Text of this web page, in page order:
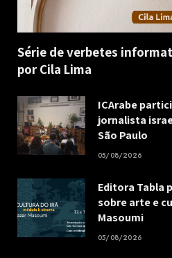
Série de verbetes
por Cila Lima
ICArabe
jornalista
São Paulo
05/08/2026
Editora Tabla
sobre arte e
Masoumi
05/08/2026